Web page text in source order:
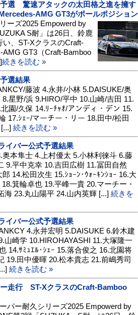
選 驚速アタックの太田格之進を擁す
AMG GT3がポールポジション
ーズ2025 Empowerd by
S耐」は26日、鈴鹿
、ST-XクラスのCraft-
AMG GT3（Craft-Bamboo
続きを読む »
選結果
藤波 4.永井/小林 5.DAISUKE/奥
星野/浜 9.HIRO/平中 10.山崎/吉田 11.
園/久保 14.ﾘｰﾁｬｵ/アンディ・デン 15.
17.ｼｪｰ/マーチー・リー 18.田中/松田
続きを読む »
イバー公式予選結果
本隼士 4.上村優太 5.小林利徠斗 6.藤
9.平中克幸 10.吉田広樹 11.冨田自然
14.松田次生 15.ｼｮｰﾝ･ｳｫｰｷﾝｼｮｰ 16.大
箕輪卓也 19.平峰一貴 20.マーチー・
海 23.丸山陽平 24.山内英輝 [...] 続きを
イバー公式予選結果
4.永井宏明 5.DAISUKE 6.鈴木建
山崎学 10.HIROHAYASHI 11.大塚隆一
14.ｻﾐｭｴﾙ･ｼｪｰ 15.落合俊之 16.北園将
19.田中優暉 20.松本貴志 21.前嶋秀司
続きを読む »
走行 ST-XクラスのCraft-Bamboo
パー耐久シリーズ2025 Empowerd by